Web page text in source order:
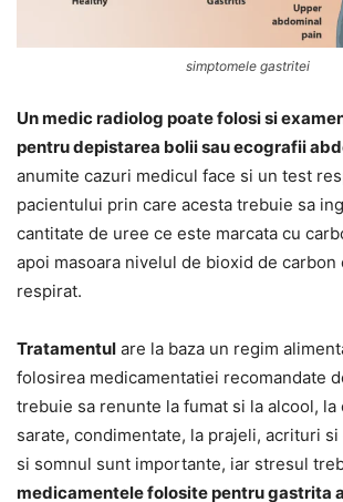
simptomele gastritei
Un medic radiolog poate folosi si
pentru depistarea bolii sau ecografii
anumite cazuri medicul face si un test
pacientului prin care acesta trebuie sa
cantitate de uree ce este marcata cu
apoi masoara nivelul de bioxid de carbon
respirat.
Tratamentul are la baza un regim
folosirea medicamentatiei recomandate
trebuie sa renunte la fumat si la alcool, la
sarate, condimentate, la prajeli, acrituri
si somnul sunt importante, iar stresul
medicamentele folosite pentru gastrita